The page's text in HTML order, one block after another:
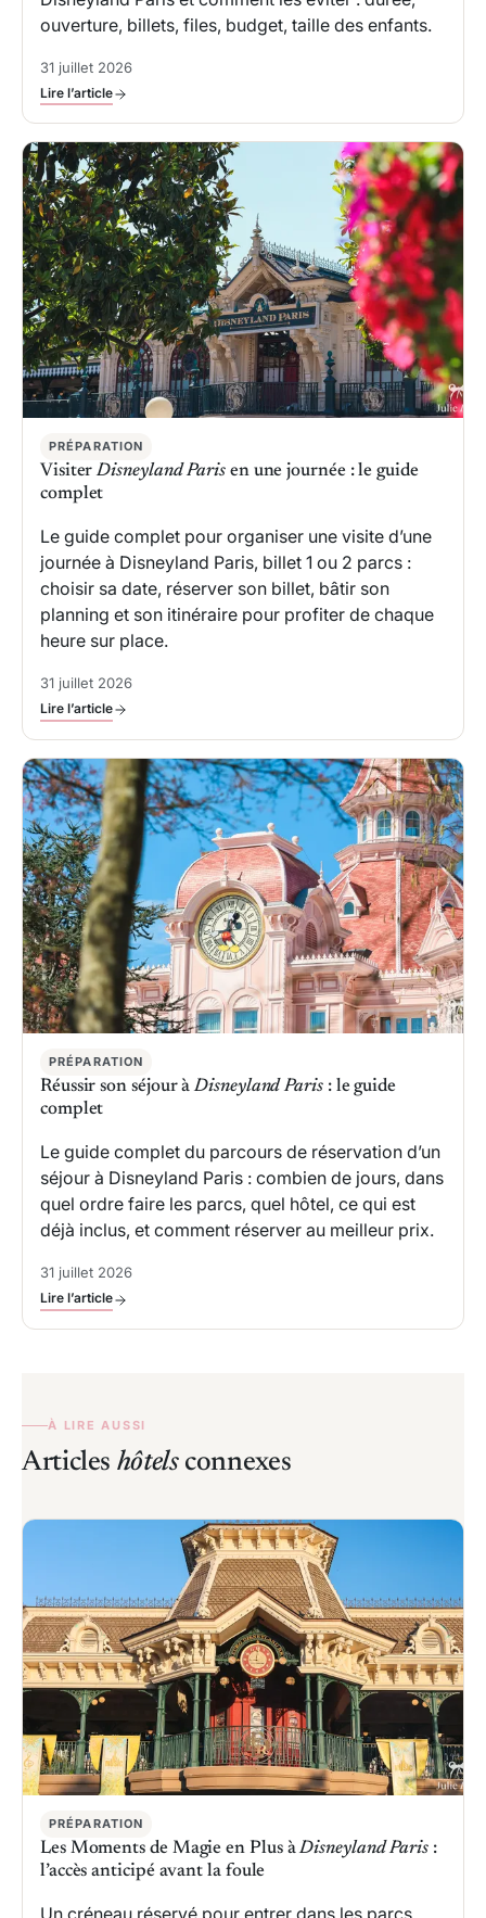
ouverture, billets, files, budget, taille des enfants.
31 juillet 2026
Lire l’article
PRÉPARATION
VisiterDisneyland Parisen une journée : le guide
complet
Le guide complet pour organiser une visite d’une
journée à Disneyland Paris, billet 1 ou 2 parcs :
choisir sa date, réserver son billet, bâtir son
planning et son itinéraire pour profiter de chaque
heure sur place.
31 juillet 2026
Lire l’article
PRÉPARATION
Réussir son séjour àDisneyland Paris: le guide
complet
Le guide complet du parcours de réservation d’un
séjour à Disneyland Paris : combien de jours, dans
quel ordre faire les parcs, quel hôtel, ce qui est
déjà inclus, et comment réserver au meilleur prix.
31 juillet 2026
Lire l’article
À LIRE AUSSI
Articles hôtelsconnexes
PRÉPARATION
Les Moments de Magie en Plus àDisneyland Paris :
l’accès anticipé avant la foule
Un créneau réservé pour entrer dans les parcs